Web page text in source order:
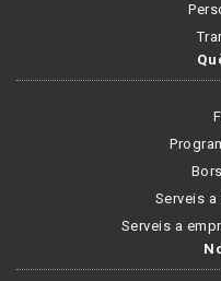
Serveis
Serveis a